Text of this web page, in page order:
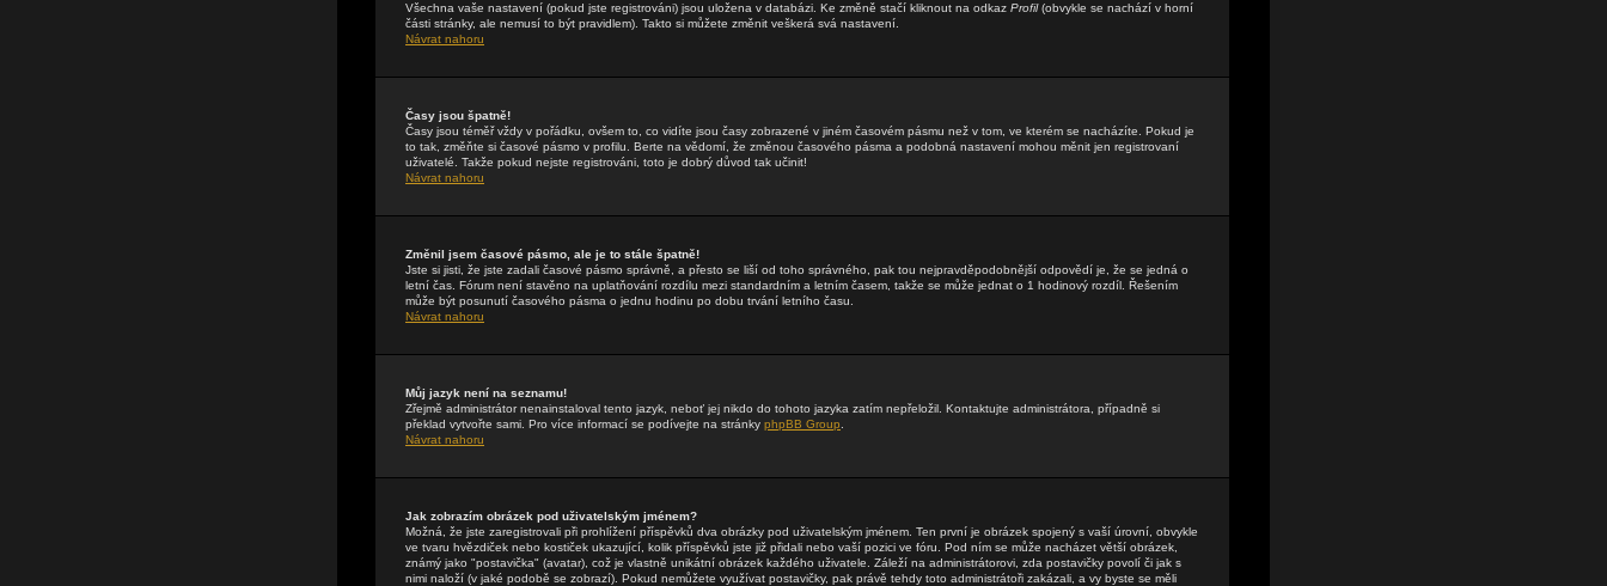
Všechna vaše nastavení (pokud jste registrováni) jsou uložena v databázi. Ke změně stačí kliknout na odkaz Profil(obvykle se nachází v horní
části stránky, ale nemusí to být pravidlem). Takto si můžete změnit veškerá svá nastavení.
Návrat nahoru
Časy jsou špatně!
Časy jsou téměř vždy v pořádku, ovšem to, co vidíte jsou časy zobrazené v jiném časovém pásmu než v tom, ve kterém se nacházíte. Pokud je
to tak, změňte si časové pásmo v profilu. Berte na vědomí, že změnou časového pásma a podobná nastavení mohou měnit jen registrovaní
uživatelé. Takže pokud nejste registrováni, toto je dobrý důvod tak učinit!
Návrat nahoru
Změnil jsem časové pásmo, ale je to stále špatně!
Jste si jisti, že jste zadali časové pásmo správně, a přesto se liší od toho správného, pak tou nejpravděpodobnější odpovědí je, že se jedná o
letní čas. Fórum není stavěno na uplatňování rozdílu mezi standardním a letním časem, takže se může jednat o 1 hodinový rozdíl. Řešením
může být posunutí časového pásma o jednu hodinu po dobu trvání letního času.
Návrat nahoru
Můj jazyk není na seznamu!
Zřejmě administrátor nenainstaloval tento jazyk, neboť jej nikdo do tohoto jazyka zatím nepřeložil. Kontaktujte administrátora, případně si
překlad vytvořte sami. Pro více informací se podívejte na stránky phpBB Group
Návrat nahoru
Jak zobrazím obrázek pod uživatelským jménem?
Možná, že jste zaregistrovali při prohlížení příspěvků dva obrázky pod uživatelským jménem. Ten první je obrázek spojený s vaší úrovní, obvykle
ve tvaru hvězdiček nebo kostiček ukazující, kolik příspěvků jste již přidali nebo vaší pozici ve fóru. Pod ním se může nacházet větší obrázek,
známý jako "postavička" (avatar), což je vlastně unikátní obrázek každého uživatele. Záleží na administrátorovi, zda postavičky povolí či jak s
nimi naloží (v jaké podobě se zobrazí). Pokud nemůžete využívat postavičky, pak právě tehdy toto administrátoři zakázali, a vy byste se měli